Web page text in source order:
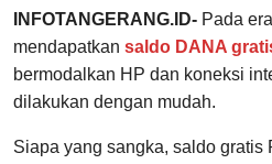
INFOTANGERANG.ID- Pada
mendapatkan saldo DANA
bermodalkan HP dan koneksi
dilakukan dengan mudah.
Siapa yang sangka, saldo gratis